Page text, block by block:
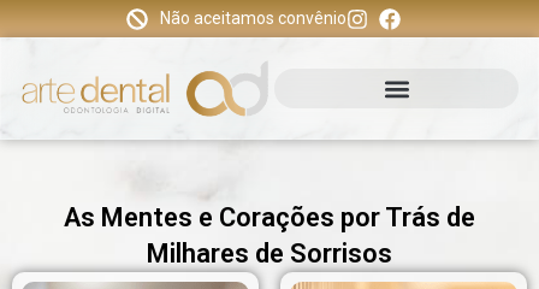
Não aceitamos convênio
As Mentes e Corações por Trás de
Milhares de Sorrisos